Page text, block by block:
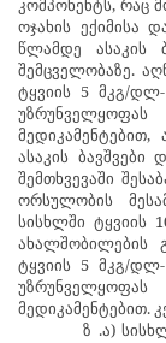
ოჯახის ექიმისა
წლამდე ასაკის
შემცველობაზე.
ტყვიის 5 მკგ/დლ-
უზრუნველყოფას
მედიკამენტებით,
ასაკის ბავშვები
შემთხვევაში
ორსულობის
სისხლში ტყვიის
ახალშობილების
ტყვიის 5 მკგ/დლ-
უზრუნველყოფას
მედიკამენტებით.
ზ .ა)